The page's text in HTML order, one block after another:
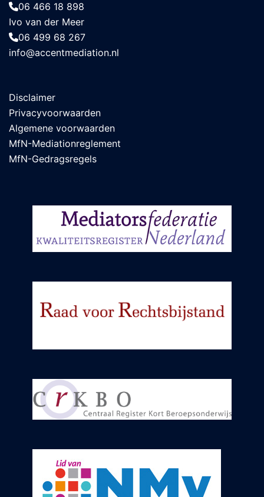
06 466 18 898
Ivo van der Meer
06 499 68 267
info@accentmediation.nl
Disclaimer
Privacyvoorwaarden
Algemene voorwaarden
MfN-Mediationreglement
MfN-Gedragsregels